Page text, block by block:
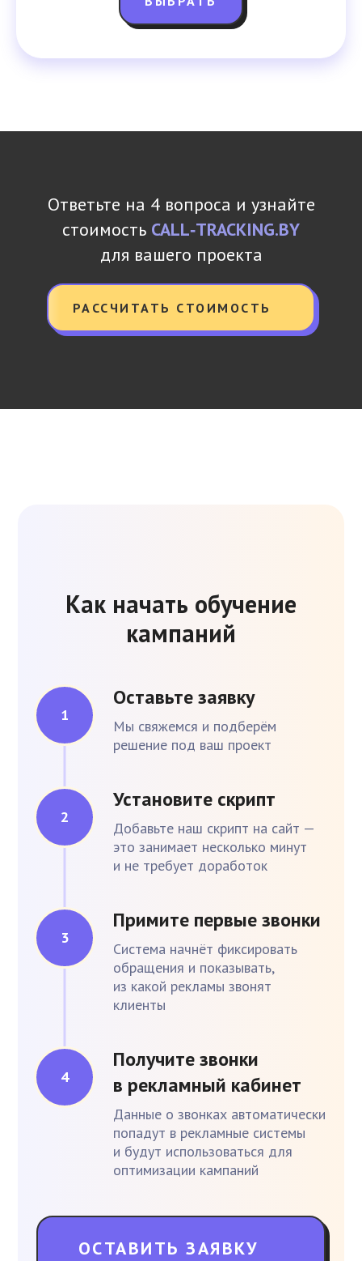
Ответьте на 4 вопроса и узнайте
стоимость CALL‑TRACKING.BY
для вашего проекта
РАССЧИТАТЬ СТОИМОСТЬ
Как начать обучение
кампаний
Оставьте заявку
Мы свяжемся и подберём
решение под ваш проект
Установите скрипт
Добавьте наш скрипт на сайт —
это занимает несколько минут
и не требует доработок
Примите первые звонки
Система начнёт фиксировать
обращения и показывать,
из какой рекламы звонят
клиенты
Получите звонки
в рекламный кабинет
Данные о звонках автоматически
попадут в рекламные системы
и будут использоваться для
оптимизации кампаний
ОСТАВИТЬ ЗАЯВКУ